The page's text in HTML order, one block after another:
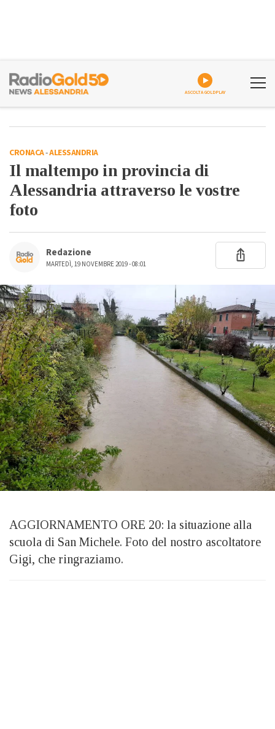
CRONACA-ALESSANDRIA
Il maltempo in provincia di
Alessandria attraverso le vostre
foto
Redazione
MARTEDÌ, 19 NOVEMBRE 2019 - 08:01
AGGIORNAMENTO ORE 20: la situazione alla
scuola di San Michele. Foto del nostro ascoltatore
Gigi, che ringraziamo.